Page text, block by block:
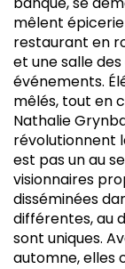
mêlent
restaurant en
et une salle
événements.
mêlés, tout en
Nathalie
révolutionnent
est pas un au
visionnaires
disséminées
différentes, au
sont uniques.
automne, elles